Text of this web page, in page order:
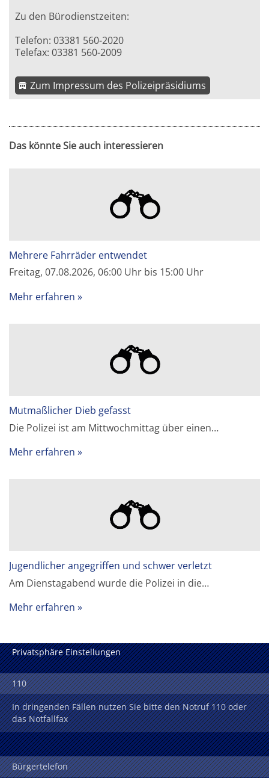
Zu den Bürodienstzeiten:
Telefon: 03381 560-2020
Telefax: 03381 560-2009
Zum Impressum des Polizeipräsidiums
Das könnte Sie auch interessieren
Mehrere Fahrräder entwendet
Freitag, 07.08.2026, 06:00 Uhr bis 15:00 Uhr
Mehr erfahren
Mutmaßlicher Dieb gefasst
Die Polizei ist am Mittwochmittag über einen…
Mehr erfahren
Jugendlicher angegriffen und schwer verletzt
Am Dienstagabend wurde die Polizei in die…
Mehr erfahren
Privatsphäre Einstellungen
110
In dringenden Fällen nutzen Sie bitte den Notruf 110 oder
das Notfallfax
Bürgertelefon